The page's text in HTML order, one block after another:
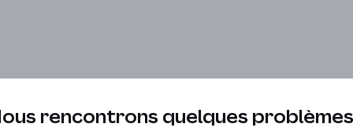
rencontrons quelques problèmes